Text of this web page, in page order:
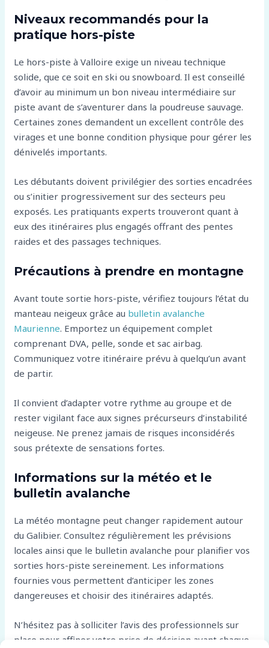
Niveaux recommandés pour la
pratique hors-piste
Le hors-piste à Valloire exige un niveau technique
solide, que ce soit en ski ou snowboard. Il est conseillé
d’avoir au minimum un bon niveau intermédiaire sur
piste avant de s’aventurer dans la poudreuse sauvage.
Certaines zones demandent un excellent contrôle des
virages et une bonne condition physique pour gérer les
dénivelés importants.
Les débutants doivent privilégier des sorties encadrées
ou s’initier progressivement sur des secteurs peu
exposés. Les pratiquants experts trouveront quant à
eux des itinéraires plus engagés offrant des pentes
raides et des passages techniques.
Précautions à prendre en montagne
Avant toute sortie hors-piste, vérifiez toujours l’état du
manteau neigeux grâce au bulletin avalanche
Maurienne. Emportez un équipement complet
comprenant DVA, pelle, sonde et sac airbag.
Communiquez votre itinéraire prévu à quelqu’un avant
de partir.
Il convient d’adapter votre rythme au groupe et de
rester vigilant face aux signes précurseurs d’instabilité
neigeuse. Ne prenez jamais de risques inconsidérés
sous prétexte de sensations fortes.
Informations sur la météo et le
bulletin avalanche
La météo montagne peut changer rapidement autour
du Galibier. Consultez régulièrement les prévisions
locales ainsi que le bulletin avalanche pour planifier vos
sorties hors-piste sereinement. Les informations
fournies vous permettent d’anticiper les zones
dangereuses et choisir des itinéraires adaptés.
N’hésitez pas à solliciter l’avis des professionnels sur
place pour affiner votre prise de décision avant chaque